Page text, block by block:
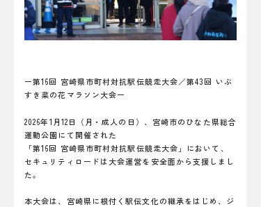
ー第16回 宮崎県市町村対抗駅伝競走大会／第43回 いぶ
すき菜の花マラソン大会ー
2026年1月12日（月・成人の日）、宮崎市のひなた県総合
運動公園にて開催された
「第16回 宮崎県市町村対抗駅伝競走大会」において、
セキュリティロードは大会運営を安全面から支援しまし
た。
本大会は、宮崎県に根付く駅伝文化の継承をはじめ、ジ